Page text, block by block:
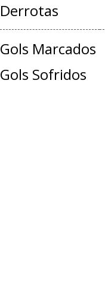
Derrotas
Gols Marcados
Gols Sofridos